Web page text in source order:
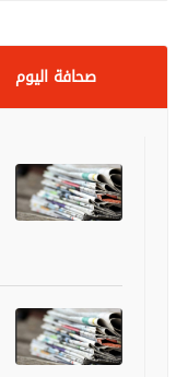
صحافة اليوم